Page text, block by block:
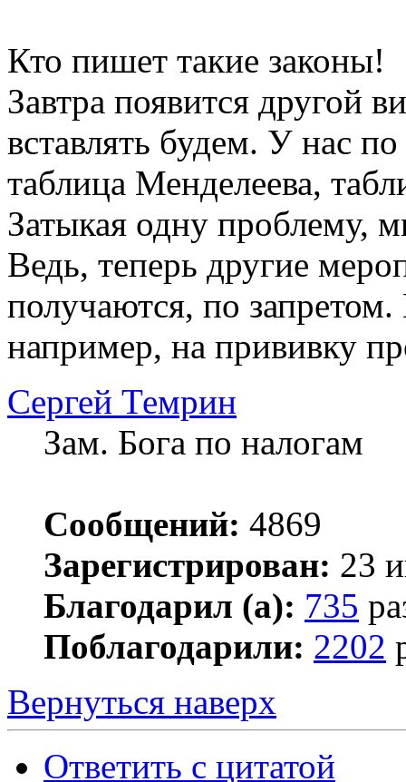
Кто пишет такие законы!
Завтра появится другой
вставлять будем. У нас
таблица Менделеева,
Затыкая одну проблему,
Ведь, теперь другие
получаются, по запретом.
например, на прививку
Сергей Темрин
Зам. Бога по налогам
Сообщений: 4869
Зарегистрирован: 23
Благодарил (а): 735
Поблагодарили: 2202
Вернуться наверх
Ответить с цитатой